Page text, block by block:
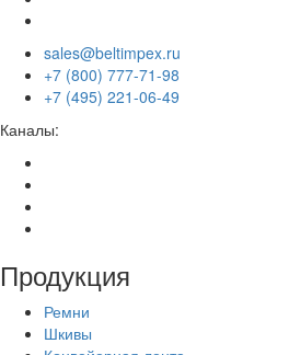
sales@beltimpex.ru
+7 (800) 777-71-98
+7 (495) 221-06-49
Каналы:
Продукция
Ремни
Шкивы